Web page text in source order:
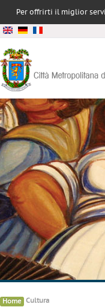
Per offrirti il miglior
Home» Cultura